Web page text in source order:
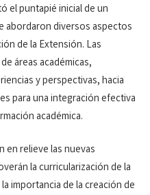
el puntapié inicial de un
abordaron diversos aspectos
de la Extensión. Las
áreas académicas,
y perspectivas, hacia
para una integración efectiva
académica.
en relieve las nuevas
la curricularización de la
importancia de la creación de